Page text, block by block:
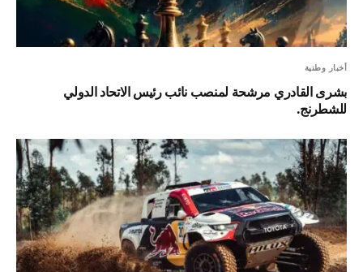
أخبار وطنية
بشرى القادري مرشحة لمنصب نائب رئيس الاتحاد الدولي
للشطرنج.